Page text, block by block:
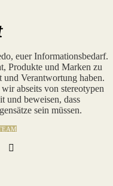
euer Informationsbedarf.
Produkte und Marken zu
Verantwortung haben.
abseits von stereotypen
und beweisen, dass
sein müssen.